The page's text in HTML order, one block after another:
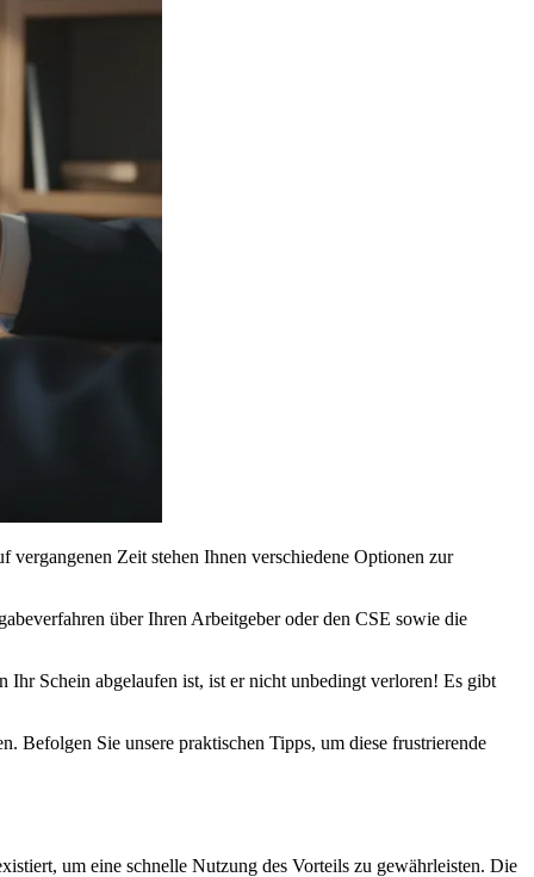
Zeit stehen Ihnen verschiedene Optionen zur
über Ihren Arbeitgeber oder den CSE sowie die
Schein abgelaufen ist, ist er nicht unbedingt verloren! Es gibt
Befolgen Sie unsere praktischen Tipps, um diese frustrierende
um eine schnelle Nutzung des Vorteils zu gewährleisten. Die